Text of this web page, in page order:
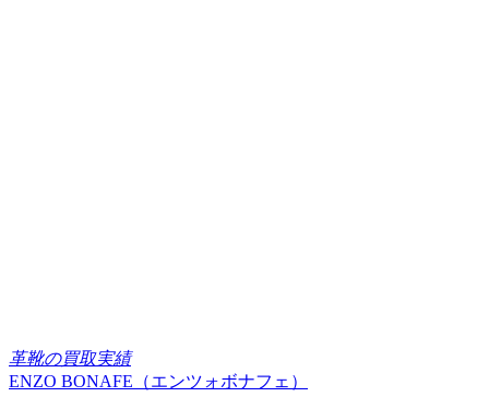
革靴の買取実績
ENZO BONAFE（エンツォボナフェ）